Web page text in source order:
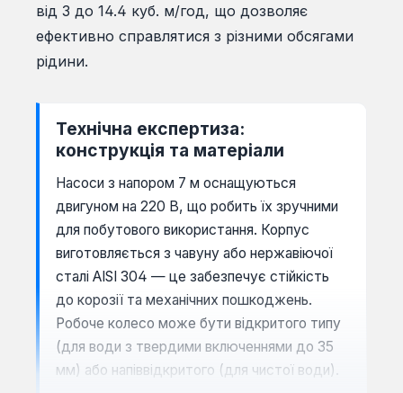
від 3 до 14.4 куб. м/год, що дозволяє
ефективно справлятися з різними обсягами
рідини.
Технічна експертиза:
конструкція та матеріали
Насоси з напором 7 м оснащуються
двигуном на 220 В, що робить їх зручними
для побутового використання. Корпус
виготовляється з чавуну або нержавіючої
сталі AISI 304 — це забезпечує стійкість
до корозії та механічних пошкоджень.
Робоче колесо може бути відкритого типу
(для води з твердими включеннями до 35
мм) або напіввідкритого (для чистої води).